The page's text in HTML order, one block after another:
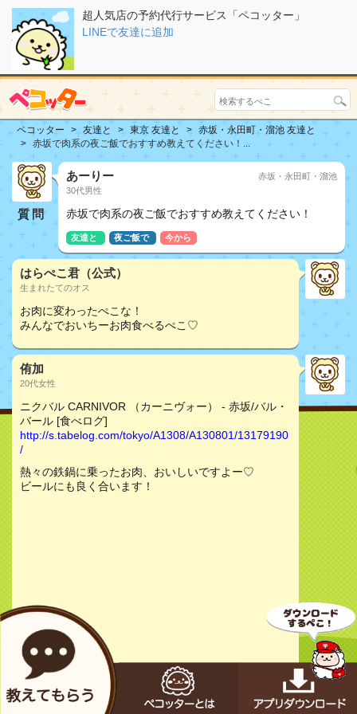
超人気店の予約代行サービス「ペコッター」
LINEで友達に追加
ペコッター 友達と 東京 友達と
赤坂・永田町・溜池 友達と
赤坂で肉系の夜ご飯でおすすめ教えてください！...
質問
あーりー
30代男性
赤坂・永田町・溜池
赤坂で肉系の夜ご飯でおすすめ教えてください！
友達と 夜ご飯で 今から
はらぺこ君（公式）
生まれたてのオス
お肉に変わったぺこな！
みんなでおいちーお肉食べるぺこ♡
侑加
20代女性
ニクバル CARNIVOR （カーニヴォー） - 赤坂/バル・
バール [食べログ]
http://s.tabelog.com/tokyo/A1308/A130801/13179190
/
熱々の鉄鍋に乗ったお肉、おいしいですよー♡
ビールにも良く合います！